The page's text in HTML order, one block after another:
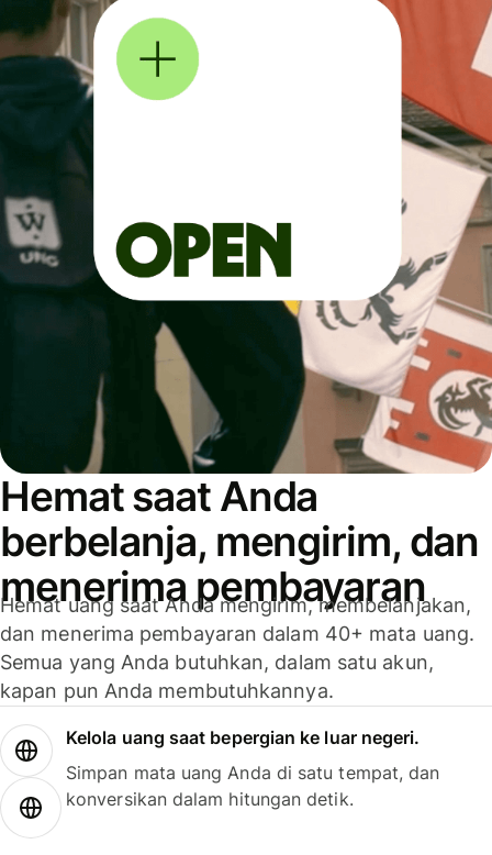
Hemat saat Anda
berbelanja, mengirim, dan
menerima pembayaran
Hemat uang saat Anda mengirim, membelanjakan,
dan menerima pembayaran dalam 40+ mata uang.
Semua yang Anda butuhkan, dalam satu akun,
kapan pun Anda membutuhkannya.
Kelola uang saat bepergian ke luar negeri.
Simpan mata uang Anda di satu tempat, dan
konversikan dalam hitungan detik.